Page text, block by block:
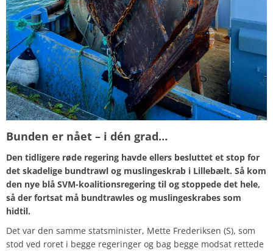
Bunden er nået – i dén grad…
Den tidligere røde regering havde ellers besluttet et stop for
det skadelige bundtrawl og muslingeskrab i Lillebælt. Så kom
den nye blå SVM-koalitionsregering til og stoppede det hele,
så der fortsat må bundtrawles og muslingeskrabes som
hidtil.
Det var den samme statsminister, Mette Frederiksen (S), som
stod ved roret i begge regeringer og bag begge modsat rettede